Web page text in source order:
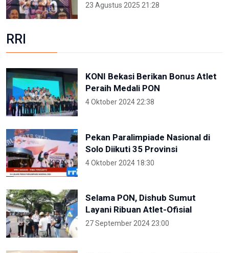
23 Agustus 2025 21:28
RRI
KONI Bekasi Berikan Bonus Atlet
Peraih Medali PON
4 Oktober 2024 22:38
Pekan Paralimpiade Nasional di
Solo Diikuti 35 Provinsi
4 Oktober 2024 18:30
Selama PON, Dishub Sumut
Layani Ribuan Atlet-Ofisial
27 September 2024 23:00